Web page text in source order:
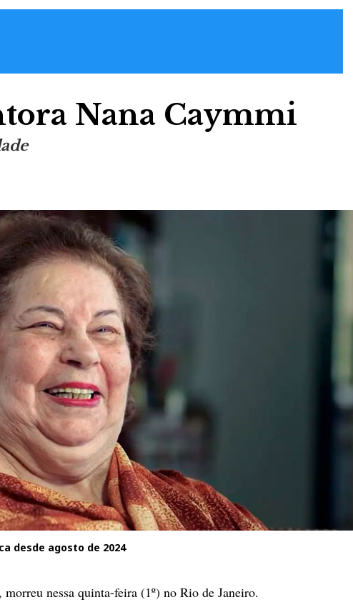
Nana Caymmi
desde agosto de 2024
nessa quinta-feira (1º) no Rio de Janeiro.